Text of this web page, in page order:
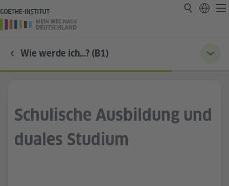
Wie werde ich…? (B1)
Schulische Ausbildung und
duales Studium